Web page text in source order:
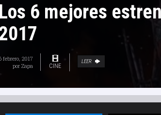
Los 6 mejores
febrero, 2017
por Zapa CINE
LEER